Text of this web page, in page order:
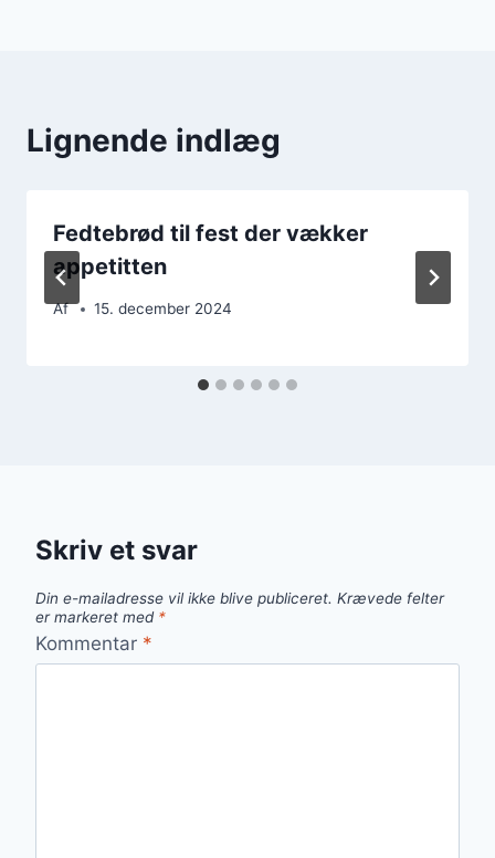
Lignende indlæg
Fedtebrød til fest der vækker
appetitten
Af 15. december 2024
Skriv et svar
Din e-mailadresse vil ikke blive publiceret. Krævede felter
er markeret med *
Kommentar *